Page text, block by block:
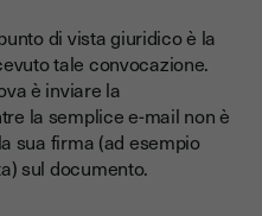
di vista giuridico è la
tale convocazione.
è inviare la
la semplice e-mail non è
sua firma (ad esempio
sul documento.